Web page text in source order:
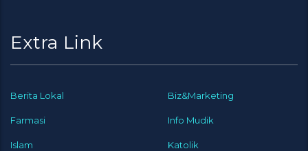
Extra Link
Berita Lokal Biz&Marketing
Farmasi Info Mudik
Islam Katolik